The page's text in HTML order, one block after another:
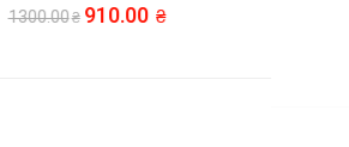
1300.00 910.00